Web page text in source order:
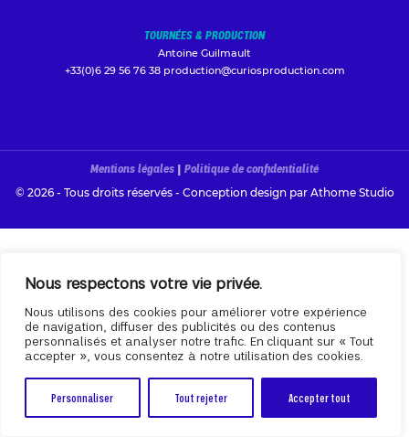
Nous respectons votre vie privée.
Nous utilisons des cookies pour améliorer votre expérience
de navigation, diffuser des publicités ou des contenus
personnalisés et analyser notre trafic. En cliquant sur « Tout
accepter », vous consentez à notre utilisation des cookies.
Personnaliser Tout rejeter Accepter tout
TOURNÉES & PRODUCTION
Antoine Guilmault
+33(0)6 29 56 76 38 production@curiosproduction.com
Mentions légales | Politique de confidentialité
© 2026 - Tous droits réservés - Conception design par Athome Studio